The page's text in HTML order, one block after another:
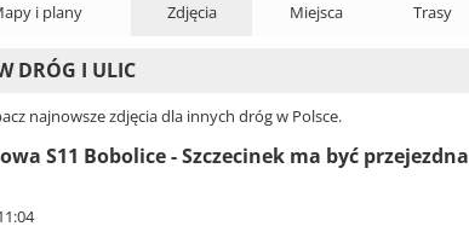
i plany Zdjęcia Miejsca Trasy
DRÓG I ULIC
najnowsze zdjęcia dla innych dróg w Polsce.
S11 Bobolice - Szczecinek ma być przejezdna